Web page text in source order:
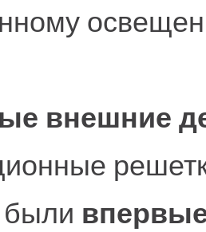
внешние
были